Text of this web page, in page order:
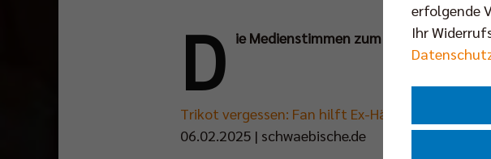
D ie Medienstimmen zum Triumph in
Trikot vergessen: Fan hilft Ex-Häfler aus der
06.02.2025 | schwaebische.de
erfolgende
Ihr